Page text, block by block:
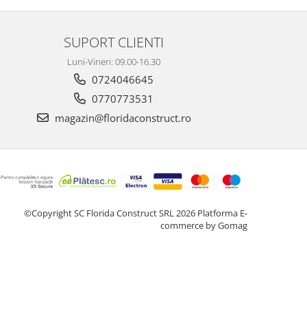
SUPORT CLIENTI
Luni-Vineri: 09.00-16.30
0724046645
0770773531
magazin@floridaconstruct.ro
©Copyright SC Florida Construct SRL 2026 Platforma E-
commerce by Gomag